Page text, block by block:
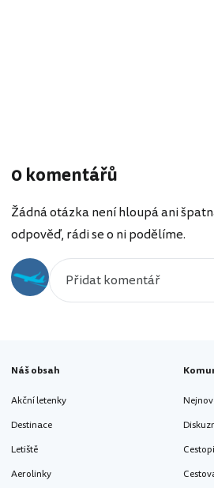
0 komentářů
Žádná otázka není hloupá ani
odpověď, rádi se o ni podělíme.
Náš obsah
Akční letenky
Destinace
Letiště
Aerolinky